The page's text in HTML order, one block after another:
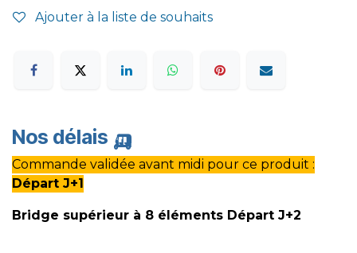
Ajouter à la liste de souhaits
Nos délais 🛺
Commande validée avant midi pour ce produit :
Départ J+1
Bridge supérieur à 8 éléments Départ J+2